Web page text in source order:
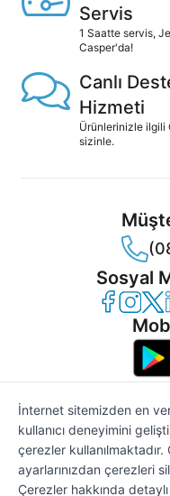
Servis
1 Saatte servis,
Casper'da!
Canlı
Hizmeti
Ürünlerinizle ilgili
sizinle.
Sosyal
Casper
Casper
© 2021 - 2026 Casper
İnternet sitemizden en
kullanıcı deneyimini
çerezler kullanılmaktadır.
ayarlarınızdan çerezleri
Çerezler hakkında